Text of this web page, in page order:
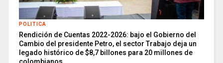
POLITICA
Rendición de Cuentas 2022-2026: bajo el Gobierno del
Cambio del presidente Petro, el sector Trabajo deja un
legado histórico de $8,7 billones para 20 millones de